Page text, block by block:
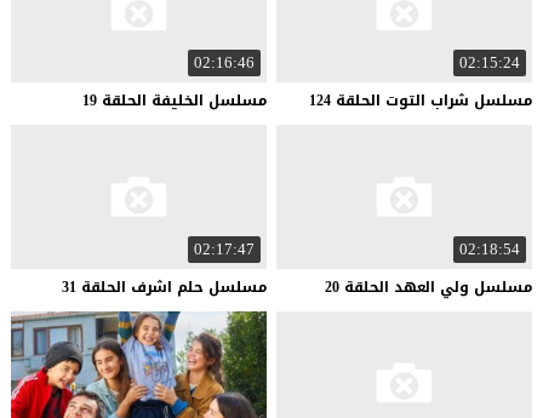
02:15:24
مسلسل شراب التوت الحلقة 124
02:16:46
مسلسل الخليفة الحلقة 19
02:18:54
مسلسل ولي العهد الحلقة 20
02:17:47
مسلسل حلم اشرف الحلقة 31